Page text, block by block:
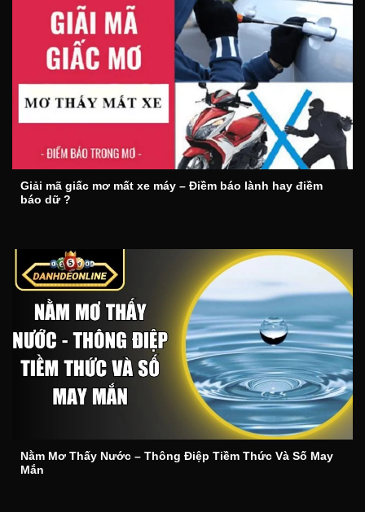
Giải mã giấc mơ mất xe máy – Điềm báo lành hay điềm
báo dữ ?
Nằm Mơ Thấy Nước – Thông Điệp Tiềm Thức Và Số May
Mắn